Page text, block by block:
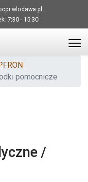
7:30 - 15:30
pomocnicze
/